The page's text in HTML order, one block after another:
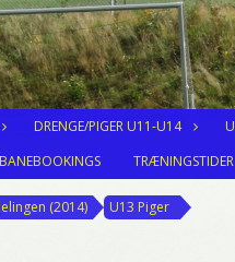
DRENGE/PIGER U11-U14
BANEBOOKINGS TRÆNINGSTIDER
(2014) U13 Piger